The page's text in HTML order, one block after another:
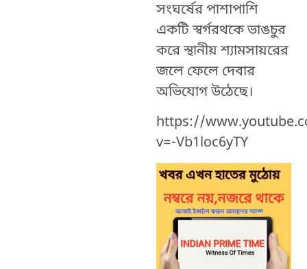
সংঘর্ষের পাশাপাশি
একটি স্বর্গরথকে ভাঙচুর
করে স্থানীয় শ্যামসায়রের
জলে ফেলে দেবার
অভিযোগ উঠেছে।
https://
v=-Vb1loc6yTY